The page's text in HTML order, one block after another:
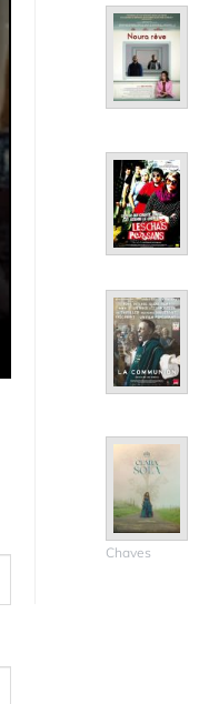
Chaves